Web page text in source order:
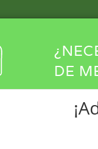
Ponemos a
,
DE